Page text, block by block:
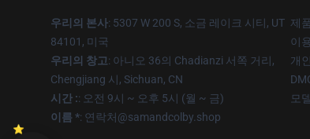
우리의 본사: 5307 W 200 S, 소금 레이크 시티, UT
84101, 미국
우리의 창고: 아니오 36의 Chadianzi 서쪽 거리,
Chengjiang 시, Sichuan, CN
시간 :: 오전 9시 ~ 오후 5시 (월 ~ 금)
이름 *: 연락처@samandcolby.shop
제
이
개
모